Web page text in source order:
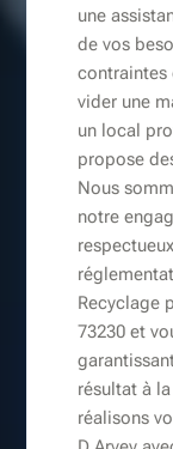
une
de vos
contraintes
vider une
un local
propose
Nous
notre
Recyclage
73230 et
résultat à
réalisons